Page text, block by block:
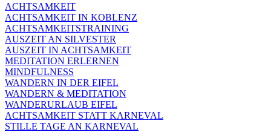
ACHTSAMKEIT
ACHTSAMKEIT IN KOBLENZ
ACHTSAMKEITSTRAINING
AUSZEIT AN SILVESTER
AUSZEIT IN ACHTSAMKEIT
MEDITATION ERLERNEN
MINDFULNESS
WANDERN IN DER EIFEL
WANDERN & MEDITATION
WANDERURLAUB EIFEL
ACHTSAMKEIT STATT KARNEVAL
STILLE TAGE AN KARNEVAL